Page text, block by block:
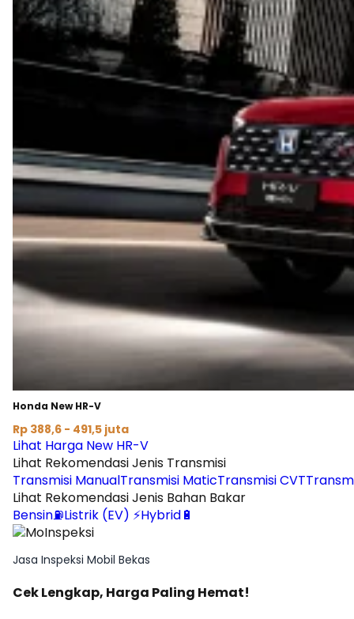
Honda New HR-V
Rp 388,6 - 491,5 juta
Lihat Harga New HR-V
Lihat Rekomendasi Jenis Transmisi
Transmisi ManualTransmisi MaticTransmisi CVT
Lihat Rekomendasi Jenis Bahan Bakar
Bensin⛽Listrik (EV) ⚡Hybrid🔋
Jasa Inspeksi Mobil Bekas
Cek Lengkap, Harga Paling Hemat!